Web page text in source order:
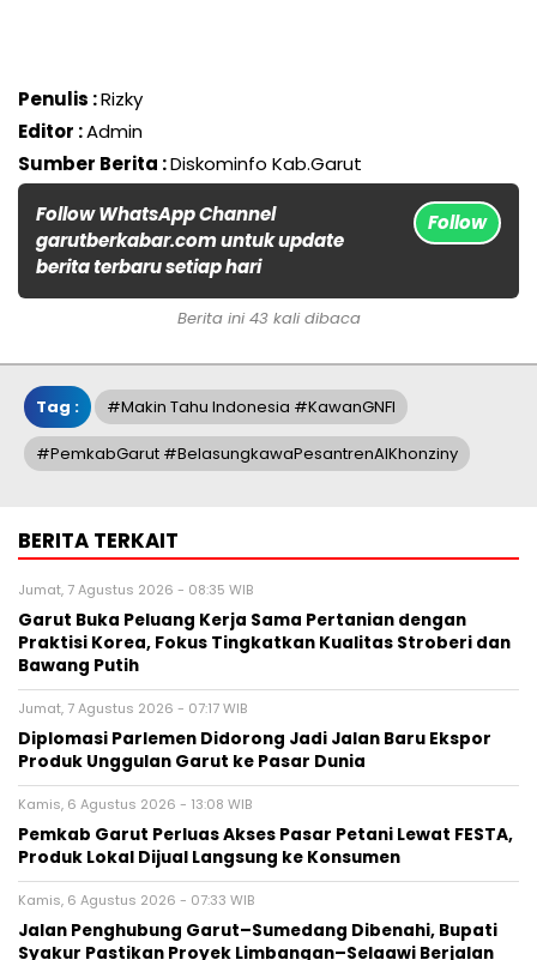
Penulis :Rizky
Editor :Admin
Sumber Berita :Diskominfo Kab.Garut
Follow WhatsApp Channel
garutberkabar.com untuk update
berita terbaru setiap hari
Follow
Berita ini 43 kali dibaca
Tag : #Makin Tahu Indonesia #KawanGNFI
#PemkabGarut #BelasungkawaPesantrenAlKhonziny
BERITA TERKAIT
Jumat, 7 Agustus 2026 - 08:35 WIB
Garut Buka Peluang Kerja Sama Pertanian dengan
Praktisi Korea, Fokus Tingkatkan Kualitas Stroberi dan
Bawang Putih
Jumat, 7 Agustus 2026 - 07:17 WIB
Diplomasi Parlemen Didorong Jadi Jalan Baru Ekspor
Produk Unggulan Garut ke Pasar Dunia
Kamis, 6 Agustus 2026 - 13:08 WIB
Pemkab Garut Perluas Akses Pasar Petani Lewat FESTA,
Produk Lokal Dijual Langsung ke Konsumen
Kamis, 6 Agustus 2026 - 07:33 WIB
Jalan Penghubung Garut–Sumedang Dibenahi, Bupati
Syakur Pastikan Proyek Limbangan–Selaawi Berjalan